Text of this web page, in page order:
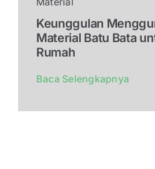
Keunggulan
Material Batu Bata
Rumah
Baca Selengkapnya